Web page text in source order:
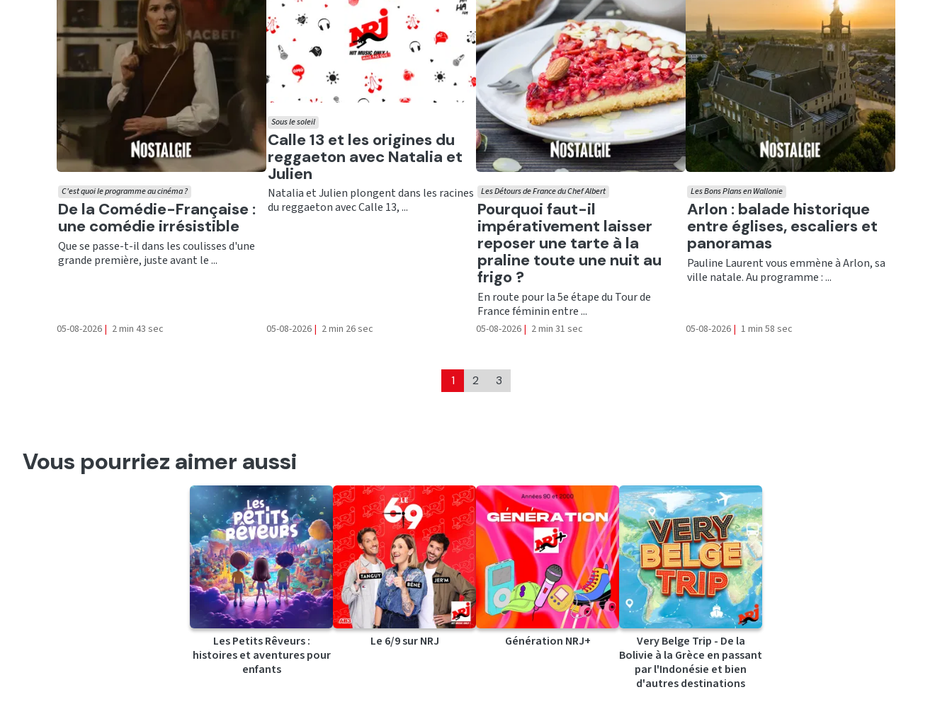
Ecouter
De la Comédie-Française :
une comédie irrésistible
C'est quoi le programme au cinéma ?
Que se passe-t-il dans les coulisses d'une
grande première, juste avant le ...
05-08-2026 | 2 min 43 sec
Ecouter
Calle 13 et les origines du
reggaeton avec Natalia et
Julien
Sous le soleil
Natalia et Julien plongent dans les racines
du reggaeton avec Calle 13, ...
05-08-2026 | 2 min 26 sec
Ecouter
Pourquoi faut-il
impérativement laisser
reposer une tarte à la
praline toute une nuit au
frigo ?
Les Détours de France du Chef Albert
En route pour la 5e étape du Tour de
France féminin entre ...
05-08-2026 | 2 min 31 sec
Ecouter
Arlon : balade historique
entre églises, escaliers et
panoramas
Les Bons Plans en Wallonie
Pauline Laurent vous emmène à Arlon, sa
ville natale. Au programme : ...
05-08-2026 | 1 min 58 sec
1 2 3
Vous pourriez aimer aussi
Les Petits Rêveurs :
histoires et aventures pour
enfants
Le 6/9 sur NRJ Génération NRJ+
Very Belge Trip - De la
Bolivie à la Grèce en passant
par l'Indonésie et bien
d'autres destinations